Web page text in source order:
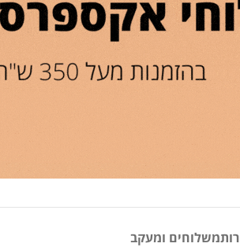
משלוחים ומעקב